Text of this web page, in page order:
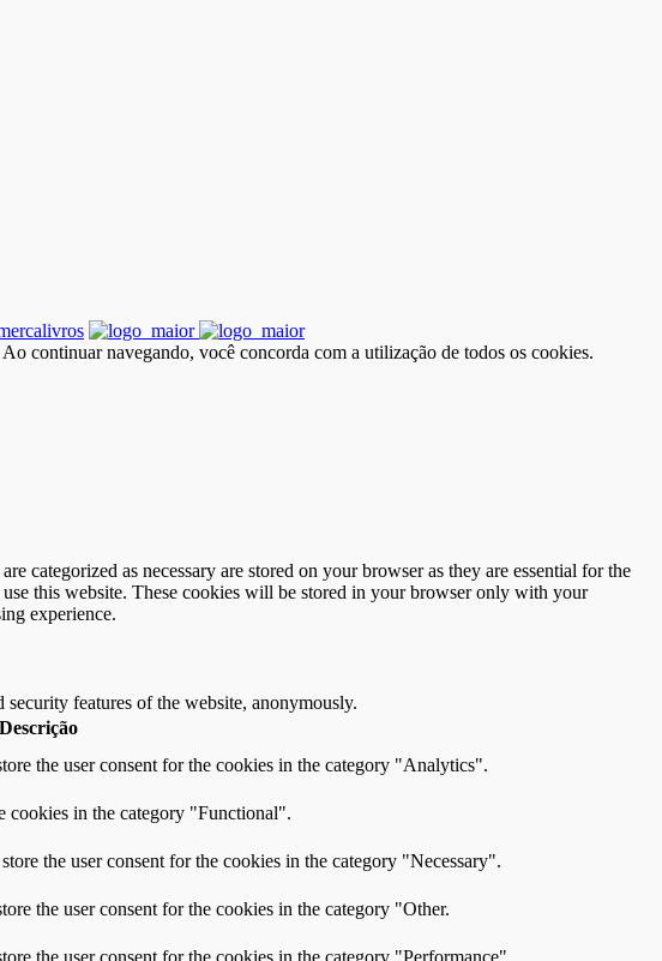
continuar navegando, você concorda com a utilização de todos os cookies.
categorized as necessary are stored on your browser as they are essential for the
this website. These cookies will be stored in your browser only with your
experience.
features of the website, anonymously.
Descrição
the user consent for the cookies in the category "Analytics".
cookies in the category "Functional".
the user consent for the cookies in the category "Necessary".
the user consent for the cookies in the category "Other.